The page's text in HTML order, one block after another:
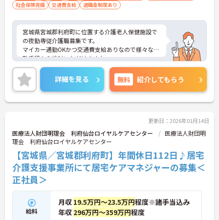
社会保険完備 交通費支給 退職金制度あり
宮城県宮城郡利府町に位置する介護老人保健施設で
の夜勤専従介護職募集です。
マイカー通勤OKかつ交通費支給ありなので様々な通
勤手段から検討いただけます♪
ご興味のある方はご面接のポイントお伝えしますの
でご気軽にお問合せください。
詳細を見る 無料 紹介してもらう
更新日：2026年01月14日
医療法人財団明理会 利府仙台ロイヤルケアセンター
医療法人財団明
理会 利府仙台ロイヤルケアセンター
【宮城県／宮城郡利府町】年間休日112日♪居宅
介護支援事業所にて居宅ケアマネジャーの募集＜
正社員＞
給料
月収 19.5万円～23.5万円程度※諸手当込み
年収 296万円～359万円程度